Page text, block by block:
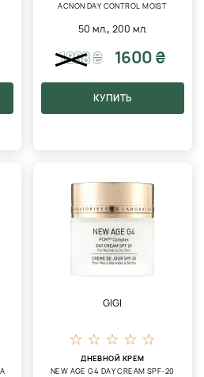
ACNON DAY CONTROL MOIST
50 мл., 200 мл.
1888₴ 1600 ₴
КУПИТЬ
GIGI
ДНЕВНОЙ КРЕМ
NEW AGE G4 DAY CREAM SPF-20